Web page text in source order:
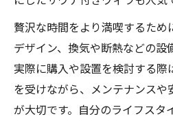
贅沢な時間をより満喫するた
デザイン、換気や断熱などの設
実際に購入や設置を検討する
を受けながら、メンテナンスや
が大切です。自分のライフスタ